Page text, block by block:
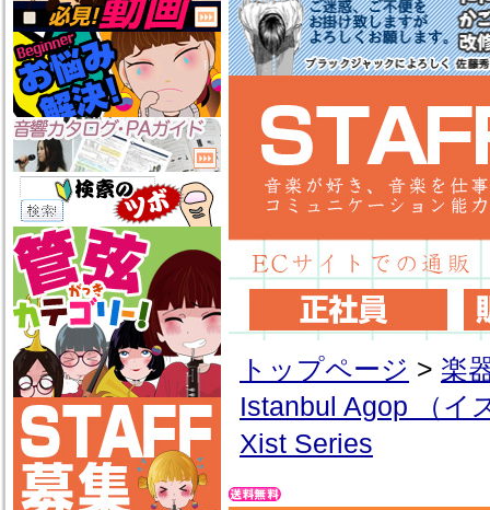
トップページ > 楽
Istanbul Agop （イ
Xist Series